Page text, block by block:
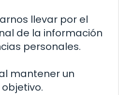
llevar por el
de la información
personales.
mantener un